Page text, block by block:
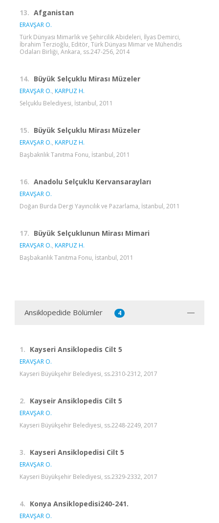
13. Afganistan
ERAVŞAR O.
Türk Dünyası Mimarlık ve Şehircilik Abideleri, İlyas Demirci,
İbrahim Terzioğlu, Editör, Türk Dünyası Mimar ve Mühendis
Odaları Birliği, Ankara, ss.247-256, 2014
14. Büyük Selçuklu Mirası Müzeler
ERAVŞAR O., KARPUZ H.
Selçuklu Belediyesi, İstanbul, 2011
15. Büyük Selçuklu Mirası Müzeler
ERAVŞAR O., KARPUZ H.
Başbaknlık Tanıtma Fonu, İstanbul, 2011
16. Anadolu Selçuklu Kervansarayları
ERAVŞAR O.
Doğan Burda Dergi Yayıncılık ve Pazarlama, İstanbul, 2011
17. Büyük Selçuklunun Mirası Mimari
ERAVŞAR O., KARPUZ H.
Başbakanlık Tanıtma Fonu, İstanbul, 2011
Ansiklopedide Bölümler 4
1. Kayseri Ansiklopedis Cilt 5
ERAVŞAR O.
Kayseri Büyükşehir Belediyesi, ss.2310-2312, 2017
2. Kayseir Ansiklopedis Cilt 5
ERAVŞAR O.
Kayseri Büyükşehir Belediyesi, ss.2248-2249, 2017
3. Kayseri Ansiklopedisi Cilt 5
ERAVŞAR O.
Kayseri Büyükşehir Belediyesi, ss.2329-2332, 2017
4. Konya Ansiklopedisi240-241.
ERAVŞAR O.